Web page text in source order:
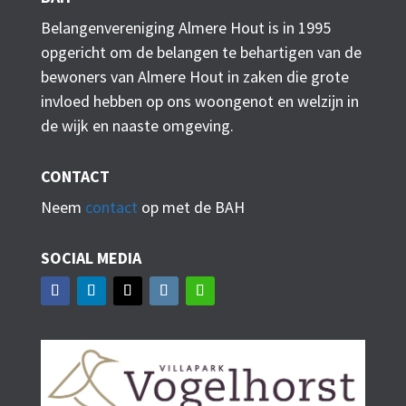
Belangenvereniging Almere Hout is in 1995
opgericht om de belangen te behartigen van de
bewoners van Almere Hout in zaken die grote
invloed hebben op ons woongenot en welzijn in
de wijk en naaste omgeving.
CONTACT
Neem contact op met de BAH
SOCIAL MEDIA